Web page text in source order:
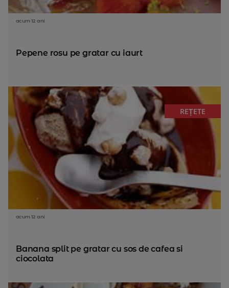
acum 12 ani
Pepene rosu pe gratar cu iaurt
REȚETE
acum 12 ani
Banana split pe gratar cu sos de cafea si
ciocolata